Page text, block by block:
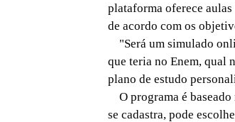
plataforma oferece
de acordo com os
"Será um simulado
que teria no Enem, qual
plano de estudo
O programa é
se cadastra, pode